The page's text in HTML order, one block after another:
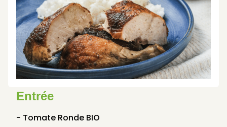
Entrée
- Tomate Ronde BIO